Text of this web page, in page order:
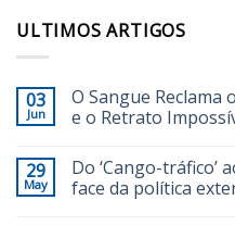
ULTIMOS ARTIGOS
03
Jun
O Sangue Reclama
e o Retrato
29
May
Do ‘Cango-tráfico’
face da política